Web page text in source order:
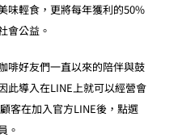
味輕食，更將每年獲利的50%
會公益。
啡好友們一直以來的陪伴與鼓
此導入在LINE上就可以經營會
顧客在加入官方LINE後，點選
。